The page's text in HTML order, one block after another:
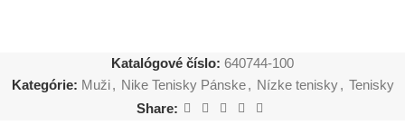
Katalógové číslo: 640744-100
Kategórie: Muži , Nike Tenisky Pánske , Nízke tenisky , Tenisky
Share: